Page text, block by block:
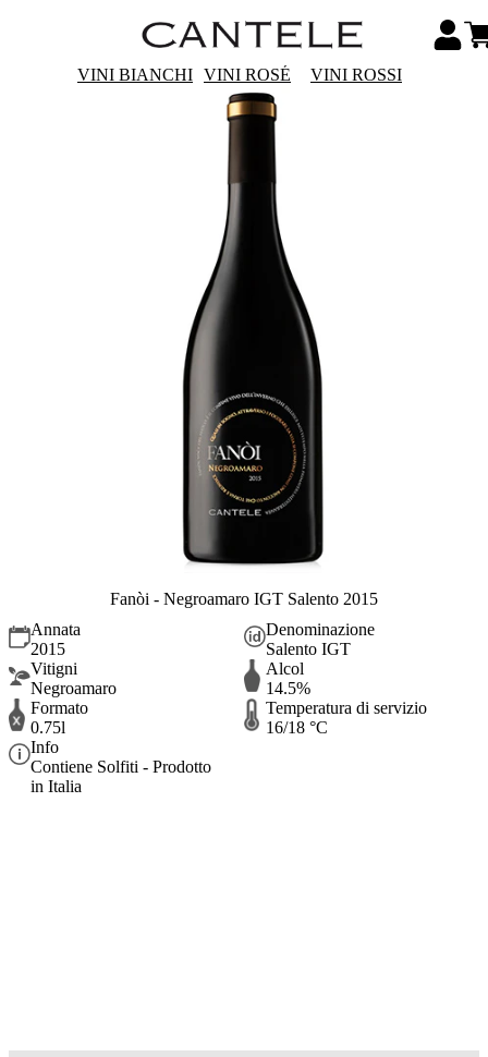
VINI BIANCHI VINI ROSÉ VINI ROSSI
Fanòi - Negroamaro IGT Salento 2015
Annata
2015
Denominazione
Salento IGT
Vitigni
Negroamaro
Alcol
14.5%
Formato
0.75l
Temperatura di servizio
16/18 °C
Info
Contiene Solfiti - Prodotto
in Italia